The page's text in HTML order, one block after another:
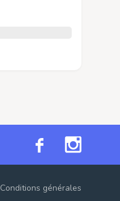
Conditions générales